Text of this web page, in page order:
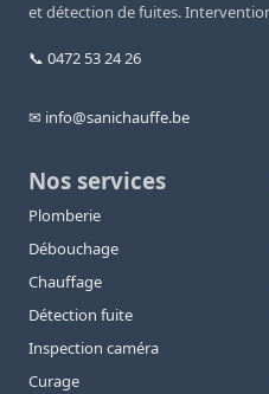
et détection de fuites.
📞 0472 53 24 26
✉ info@sanichauffe.be
Nos services
Plomberie
Débouchage
Chauffage
Détection fuite
Inspection caméra
Curage